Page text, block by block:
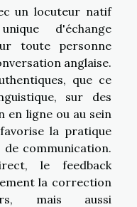
un locuteur natif
d'échange
toute personne
anglaise.
que ce
sur des
en ligne ou au sein
la pratique
de communication.
le feedback
la correction
mais aussi